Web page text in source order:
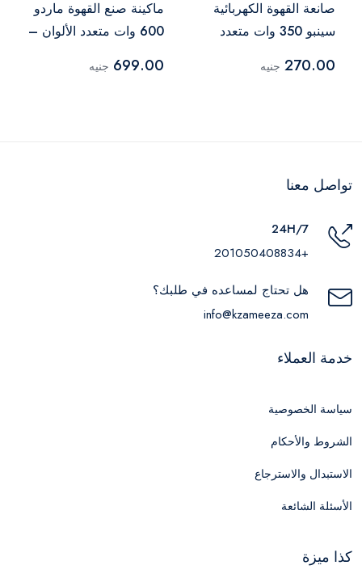
صانعة القهوة الكهربائية
سينبو 350 وات متعدد
270.00 جنيه
ماكينة صنع القهوة ماردو
600 وات متعدد الألوان –
699.00 جنيه
تواصل معنا
24H/7
+201050408834
هل تحتاج لمساعده في طلبك؟
info@kzameeza.com
خدمة العملاء
سياسة الخصوصية
الشروط والأحكام
الاستبدال والاسترجاع
الأسئلة الشائعة
كذا ميزة